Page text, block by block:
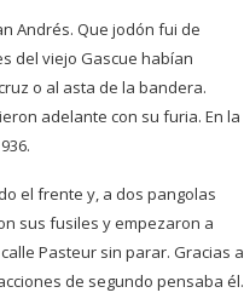
Andrés. Que jodón fui de
del viejo Gascue habían
o al asta de la bandera.
adelante con su furia. En la
el frente y, a dos pangolas
sus fusiles y empezaron a
Pasteur sin parar. Gracias a
de segundo pensaba él.